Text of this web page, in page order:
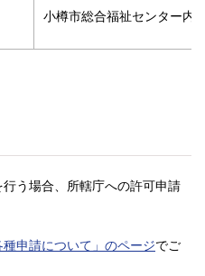
小樽市総合福祉センター内
う場合、所轄庁への許可申請
種申請について」のページでご